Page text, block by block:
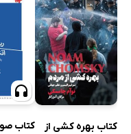
غنا: فانوس افریقا؟
فصل ششم. تعدیل:
فلاکت: یک بررسی جهانی
شواهد سؤال‌انگیز
تعدیل محیط زیست
تشدید استخراج منابع در
کتاب بهره کشی از کتاب